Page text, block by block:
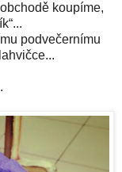
koupíme,
podvečernímu